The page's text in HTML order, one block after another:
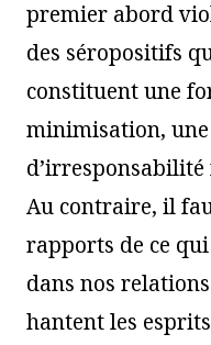
premier abord
des séropositifs
constituent une
minimisation,
d’irresponsabilité
Au contraire, il
rapports de ce
dans nos
hantent les